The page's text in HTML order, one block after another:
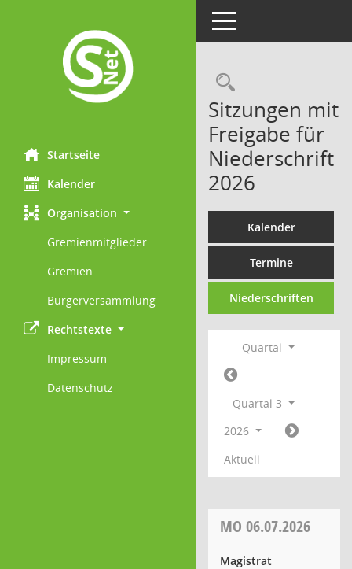
Startseite
Kalender
Organisation
Gremienmitglieder
Gremien
Bürgerversammlung
Rechtstexte
Impressum
Datenschutz
Toggle navigation
Sitzungen mit
Freigabe für
Niederschrift
2026
Kalender
Termine
Niederschriften
Quartal
Quartal 3
2026
Aktuell
MO 06.07.2026
Magistrat